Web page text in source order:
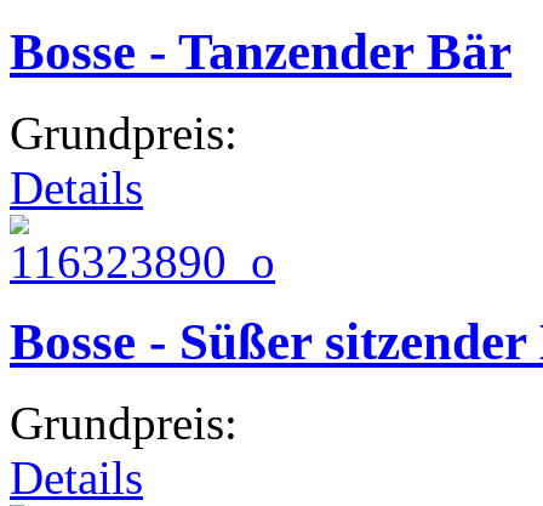
Bosse - Tanzender Bär
Grundpreis:
Details
Bosse - Süßer
Grundpreis:
Details